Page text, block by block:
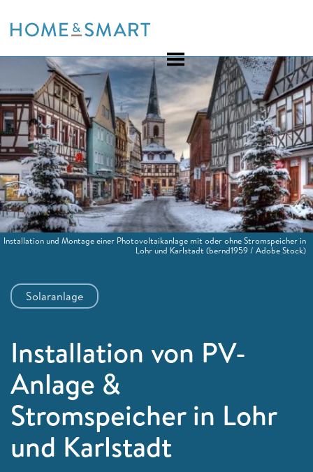
to
Solaranlage
Installation von PV-
Anlage &
Stromspeicher in Lohr
und Karlstadt
Installation und Montage einer Photovoltaikanlage mit oder ohne Stromspeicher in
Lohr und Karlstadt (bernd1959 / Adobe Stock)